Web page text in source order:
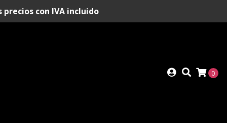
precios con IVA incluido
0